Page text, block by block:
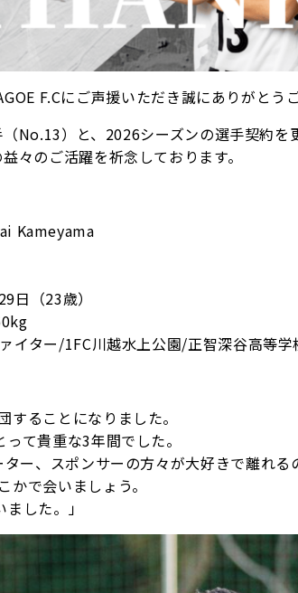
F.Cにご声援いただき誠にありがとう
No.13）と、2026シーズンの選手契約を
々のご活躍を祈念しております。
Kameyama
日（23歳）
イター/1FC川越水上公園/正智深谷高等
することになりました。
て貴重な3年間でした。
ター、スポンサーの方々が大好きで離れ
かで会いましょう。
した。」